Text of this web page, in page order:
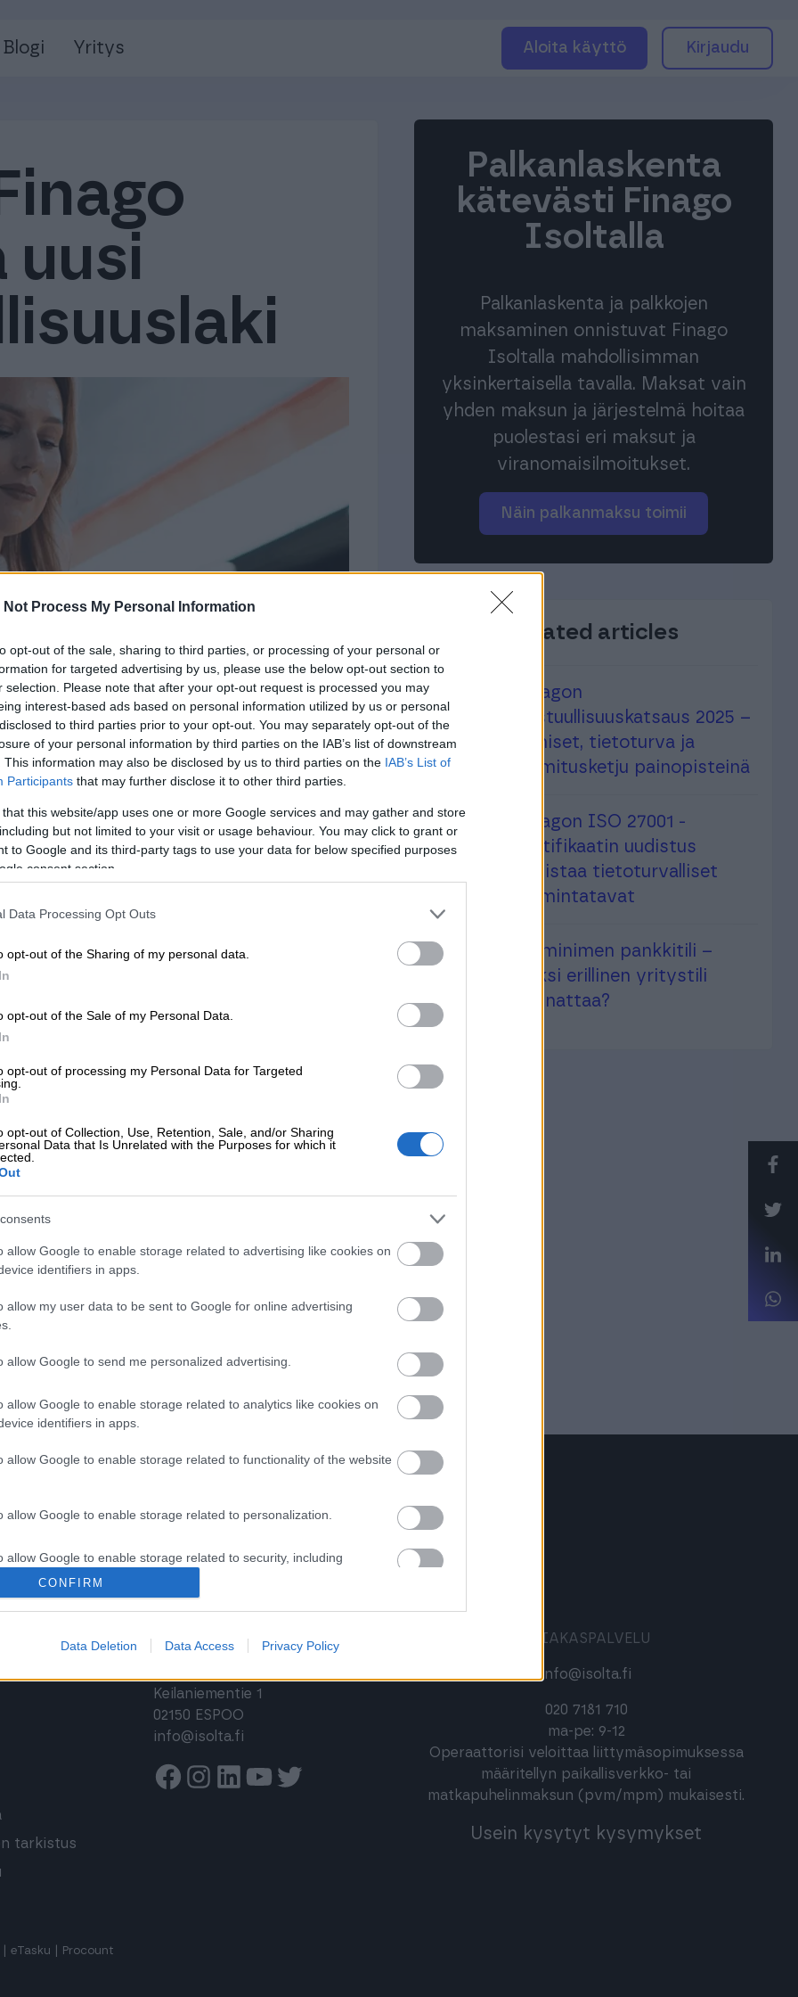
Not Process My Personal Information
opt-out of the sale, sharing to third parties, or processing of your personal or
for targeted advertising by us, please use the below opt-out section to
selection. Please note that after your opt-out request is processed you may
interest-based ads based on personal information utilized by us or personal
to third parties prior to your opt-out. You may separately opt-out of the
of your personal information by third parties on the IAB’s list of downstream
This information may also be disclosed by us to third parties on the IAB’s List of
Participants that may further disclose it to other third parties.
that this website/app uses one or more Google services and may gather and store
but not limited to your visit or usage behaviour. You may click to grant or
to Google and its third-party tags to use your data for below specified purposes
consent section.
Data Processing Opt Outs
opt-out of the Sharing of my personal data.
opt-out of the Sale of my Personal Data.
opt-out of processing my Personal Data for Targeted
opt-out of Collection, Use, Retention, Sale, and/or Sharing
Data that Is Unrelated with the Purposes for which it
allow Google to enable storage related to advertising like cookies on
identifiers in apps.
allow my user data to be sent to Google for online advertising
allow Google to send me personalized advertising.
allow Google to enable storage related to analytics like cookies on
identifiers in apps.
allow Google to enable storage related to functionality of the website
allow Google to enable storage related to personalization.
allow Google to enable storage related to security, including
functionality and fraud prevention, and other user protection.
CONFIRM
Data Deletion Data Access Privacy Policy
Blogi Yritys Aloita käyttö Kirjaudu
uusi
ja se, että asiakkaamme voivat
tietoturvallisesti,on tärkeää.
säännösmuutoksia sekä alan
direktiiviä, johon perustuva
8.4.2025. Sen myötä vahvistamme
tavoin. Yrityksillä on oltava
järjestelmiä ja tietoja
poikkeamista ja kyberuhista
ja päivitettävä
uhkia.
Palkanlaskenta
kätevästi Finago
Isoltalla
Palkanlaskenta ja palkkojen
maksaminen onnistuvat Finago
Isoltalla mahdollisimman
yksinkertaisella tavalla. Maksat vain
yhden maksun ja järjestelmä hoitaa
puolestasi eri maksut ja
viranomaisilmoitukset.
Näin palkanmaksu toimii
Related articles
Finagon
vastuullisuuskatsaus 2025 –
ihmiset, tietoturva ja
toimitusketju painopisteinä
Finagon ISO 27001 -
sertifikaatin uudistus
todistaa tietoturvalliset
toimintatavat
Toiminimen pankkitili –
miksi erillinen yritystili
kannattaa?
tarkistus
YHTEYSTIEDOT
Keilaniementie 1
02150 ESPOO
info@isolta.fi
Facebook
Instagram
Linkedin
Youtube
Twitter
|eTasku
Procount
ASIAKASPALVELU
info@isolta.fi
020 7181 710
ma-pe: 9-12
Operaattorisi veloittaa liittymäsopimuksessa
määritellyn paikallisverkko- tai
matkapuhelinmaksun (pvm/mpm) mukaisesti.
Usein kysytyt kysymykset